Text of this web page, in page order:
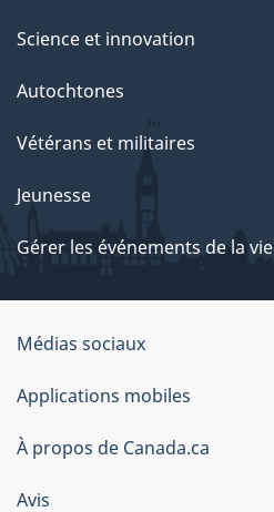
Science et innovation
Autochtones
Vétérans et militaires
Jeunesse
Gérer les événements de la vie
Organisation
du
gouvernement
du
Canada
Médias sociaux
Applications mobiles
À propos de Canada.ca
Avis